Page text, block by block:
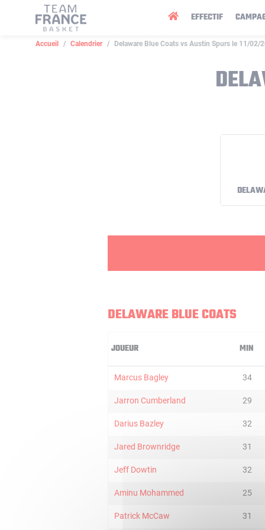
EFFECTIF
Accueil Calendrier Delaware Blue Coats vs Austin Spurs le 11/02/
DELAWARE BLUE COATS
JOUEUR MIN
Marcus Bagley 34
Jarron Cumberland 29
Darius Bazley 32
Jared Brownridge 31
Jeff Dowtin 32
Aminu Mohammed 25
Patrick McCaw 31
Panneau de gestion des cookies